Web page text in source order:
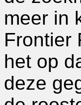
meer in
Frontier
het op
deze